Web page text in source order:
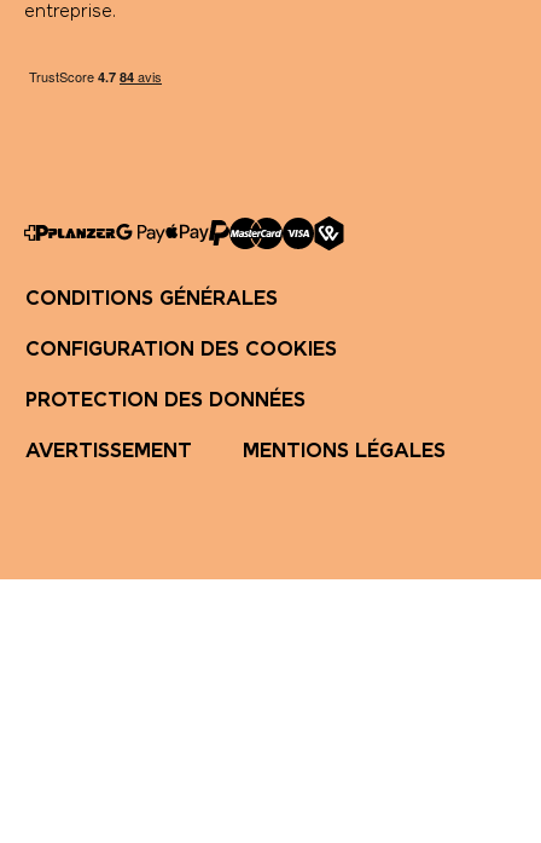
entreprise.
CONDITIONS GÉNÉRALES
CONFIGURATION DES COOKIES
PROTECTION DES DONNÉES
AVERTISSEMENT MENTIONS LÉGALES